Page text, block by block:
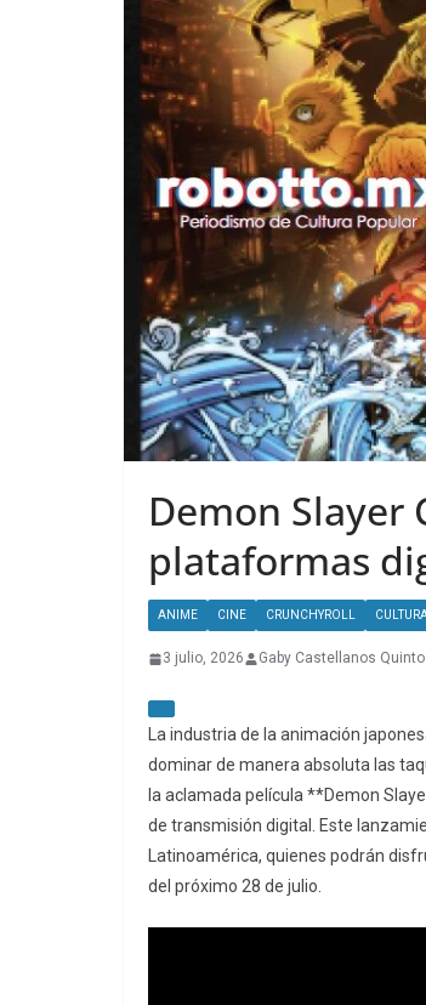
Demon Slayer
plataformas
ANIME CINE CRUNCHYROLL
3 julio, 2026 Gaby Castellanos Quinto
La industria de la animación
dominar de manera absoluta las
la aclamada película **Demon
de transmisión digital. Este
Latinoamérica, quienes podrán
del próximo 28 de julio.